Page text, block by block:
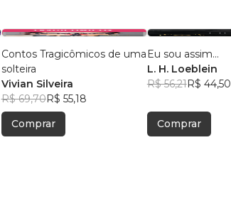
Contos Tragicômicos de uma
solteira
Vivian Silveira
R$ 69,70R$ 55,18
Comprar
Eu sou assim...
L. H. Loeblein
R$ 56,21R$ 44,50
Comprar